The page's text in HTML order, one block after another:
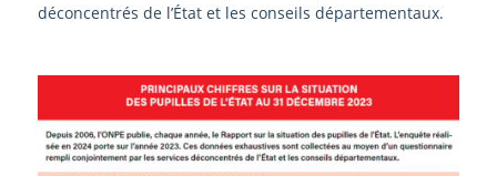
déconcentrés de l’État et les conseils départementaux.